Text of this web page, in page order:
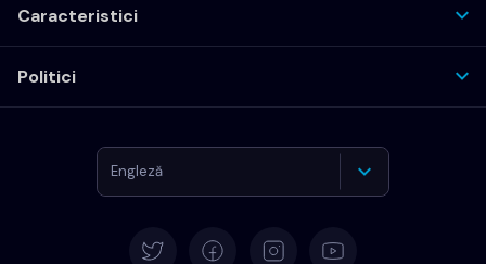
Caracteristici
Politici
Engleză